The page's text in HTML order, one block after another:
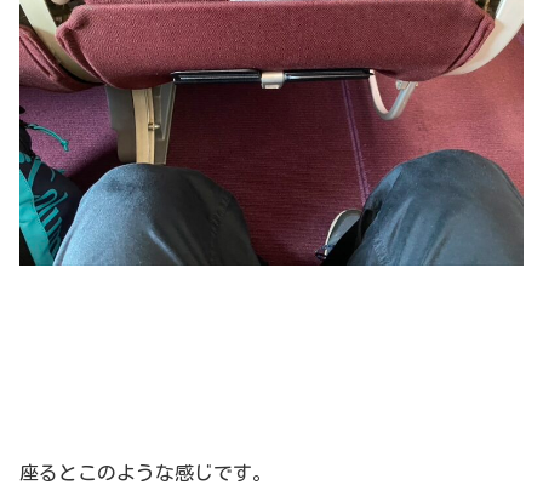
座るとこのような感じです。